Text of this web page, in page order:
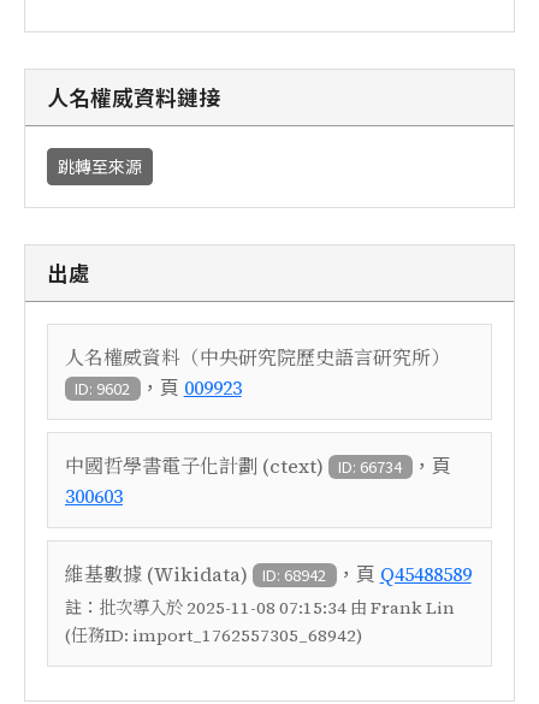
人名權威資料鏈接
跳轉至來源
出處
人名權威資料（中央研究院歷史語言研究所）
ID: 9602 ，頁 009923
中國哲學書電子化計劃 (ctext) ID: 66734 ，頁
300603
維基數據 (Wikidata) ID: 68942 ，頁 Q45488589
註： 批次導入於 2025-11-08 07:15:34 由 Frank Lin
(任務ID: import_1762557305_68942)